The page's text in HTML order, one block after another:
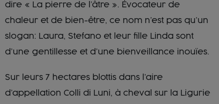
dire « La pierre de l’âtre ». Évocateur de
chaleur et de bien-être, ce nom n’est pas qu’un
slogan: Laura, Stefano et leur fille Linda sont
d’une gentillesse et d’une bienveillance inouïes.
Sur leurs 7 hectares blottis dans l’aire
d’appellation Colli di Luni, à cheval sur la Ligurie